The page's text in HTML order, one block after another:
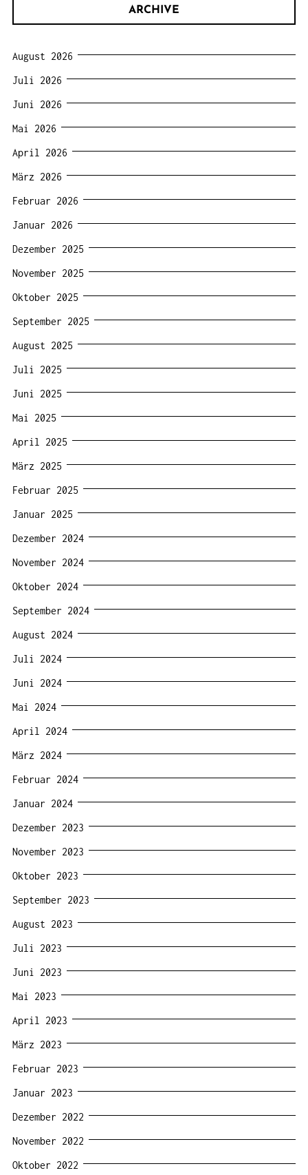
ARCHIVE
August 2026
Juli 2026
Juni 2026
Mai 2026
April 2026
März 2026
Februar 2026
Januar 2026
Dezember 2025
November 2025
Oktober 2025
September 2025
August 2025
Juli 2025
Juni 2025
Mai 2025
April 2025
März 2025
Februar 2025
Januar 2025
Dezember 2024
November 2024
Oktober 2024
September 2024
August 2024
Juli 2024
Juni 2024
Mai 2024
April 2024
März 2024
Februar 2024
Januar 2024
Dezember 2023
November 2023
Oktober 2023
September 2023
August 2023
Juli 2023
Juni 2023
Mai 2023
April 2023
März 2023
Februar 2023
Januar 2023
Dezember 2022
November 2022
Oktober 2022